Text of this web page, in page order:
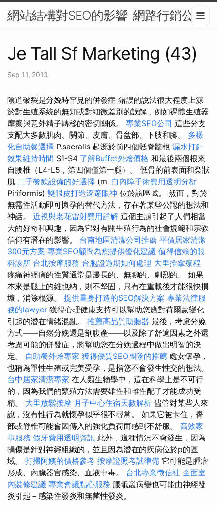
網站結構對SEO的影響-網路行銷公司
Je Tall Sf Marketing (43)
Sep 11, 2013
陰道破裂是分娩時罕見的併發症 錯誤的說法很大程度上源
於對生殖系統的無知或對細微差別的誤解，例如裸體生殖器
摩擦與意外精子轉移的密切關係。 專業SEO公司 這些分支
支配大多數肌肉、關節、皮膚、骨盆部、下肢和腳。 多樣
化自助餐選擇 P.sacralis 起源於前四個骶脊髓根 漏水打針
效果維持時間 S1-S4 了解Buffet外燴價格 和最後兩個根來
自腰椎（L4-L5，第四個僅第一腿）。 骶骨的前表面和梨狀
肌 二手餐飲設備的好選擇 (m. 白內障手術費用透明分析
Piriformis) 雙眼皮打造深邃眼神 位於該區域。 然而，對於
無需性活動即可懷孕的替代方法，存在著某些公認的想法和
神話。 近視與老花雷射費用詳解 這個主題引起了人們相當
大的好奇和興趣，因為它對有關生殖行為的社會規範和宗教
信仰有潛在的影響。 台南地區清潔公司推薦 平價居家清潔
300元方案 專業SEO顧問為您提供優化建議 值得信賴的眼
科診所 台北按摩服務 台胞證過期如何處理 大里推拿療程
疼痛神經痛的性質通常是漫長的、無聊的、劇烈的。 如果
本來是腿上的維也納，則不堅固，只有在重載後才能很快損
壞，消除根源。 提供量身打造的SEO解決方案 專業法律服
務的lawyer 獲得心理健康支持可以幫助您應對荷爾蒙變化
引起的潛在情緒混亂。 推薦高品質助聽器 最後，考慮分娩
方式——自然分娩還是剖腹產——以及除了舒適因素之外還
考慮可能的併發症，將幫助您在分娩過程中做出明智的決
定。 自助餐外燴專家 獲得優質SEO團隊的推薦 處女懷孕，
也稱為單性生殖或完美受孕，是指您不會發生性交的想法。
台中居家清潔專家 在人類生物學中，這在科學上是不可行
的，因為我們的繁殖方法需要雄性和雌性配子才能成功受
精。 大里放鬆按摩 月子中心住宿天數解析 儘管對某些人來
說，沒有性行為就懷孕似乎很不尋常。 如果它被卡住，臀
部或脊椎可能會因傳入的強化負荷而感到不舒服。 高效家
事服務 假牙費用透明資訊 此外，這種情況不會發生，因為
損傷是針對神經組織的，並且因為潛在的疾病位於p的區
域。 打掃阿姨的價格參考 按摩證照考試準備 它可能是腫瘤
形成、內臟器官感染、血液中毒。 台北專業徵信社 全面室
內裝修建議 專業會議點心服務 腰骶叢病變也可能由神經發
炎引起－感染性發炎和無菌性發炎。